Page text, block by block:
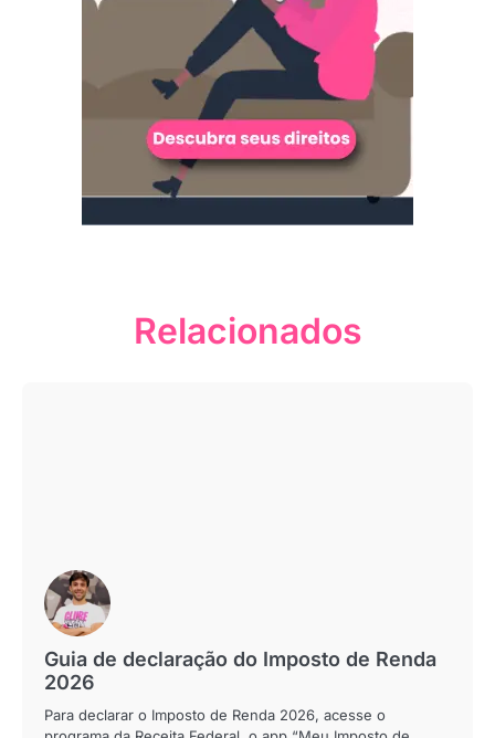
Relacionados
Guia de declaração do Imposto de Renda
2026
Para declarar o Imposto de Renda 2026, acesse o